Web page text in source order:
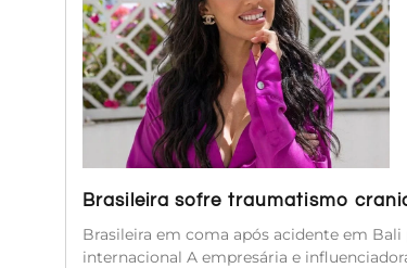
Brasileira sofre traumatismo
Brasileira em coma após acidente em
internacional A empresária e